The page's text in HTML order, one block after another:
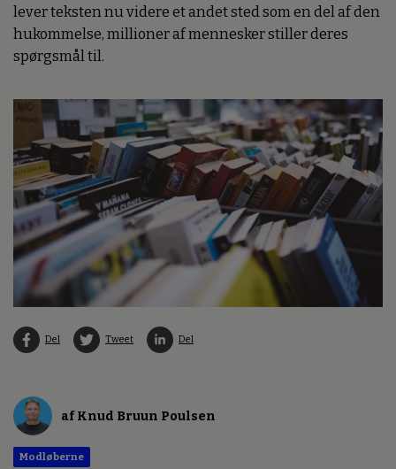
lever teksten nu videre et andet sted som en del af den
hukommelse, millioner af mennesker stiller deres
spørgsmål til.
Del Tweet Del
af Knud Bruun Poulsen
Modløberne